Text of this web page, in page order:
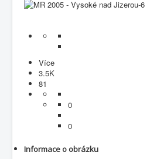
Závodníci
Termínový kalendář
Výsledky
Videogalerie
Fotogalerie
Více
3.5K
81
0
0
Informace o obrázku